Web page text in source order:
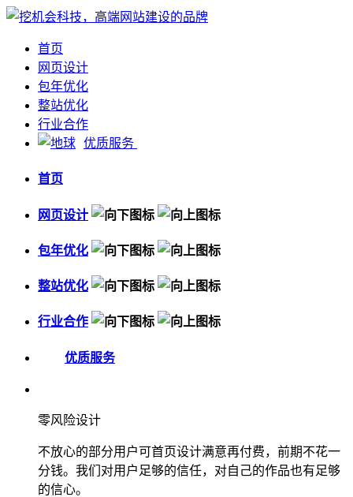
首页
网页设计
包年优化
整站优化
行业合作
优质服务
首页
网页设计
包年优化
整站优化
行业合作
优质服务
零风险设计
不放心的部分用户可首页设计满意再付费，前期不花一
分钱。我们对用户足够的信任，对自己的作品也有足够
的信心。